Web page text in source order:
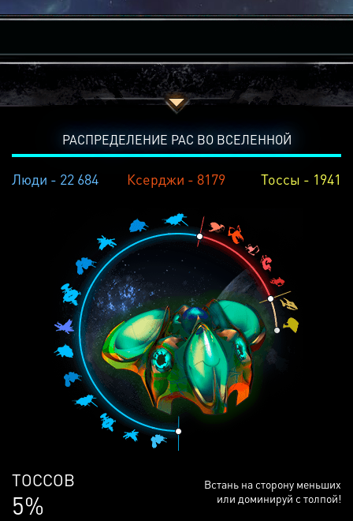
РАСПРЕДЕЛЕНИЕ РАС ВО ВСЕЛЕННОЙ
Люди - 22 684 Ксерджи - 8179 Тоссы - 1941
ЛЮДЕЙ
69%
Встань на сторону меньших
или доминируй с толпой!